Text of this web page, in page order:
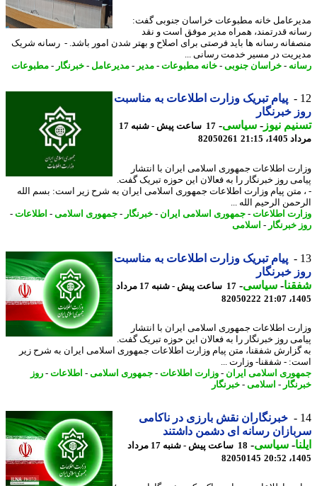
خانه مطبوعات خراسان جنوبی گفت:
قدرتمند، همراه مدیر موفق است و نقد
رسانه ها باید فرصتی برای اصلاح و بهتر شدن امور باشد. - رسانه شریک
در مسیر خدمت رسانی ...
-خراسان جنوبی-خانه مطبوعات-مدیر-مدیرعامل-خبرنگار -مطبوعات
پیام تبریک وزارت اطلاعات به مناسبت
خبرنگار
نیوز-سیاسی-
17 ساعت پیش - شنبه 17
21:15
82050261
اطلاعات جمهوری اسلامی ایران با انتشار
روز خبرنگار را به فعالان این حوزه تبریک گفت.
پیام وزارت اطلاعات جمهوری اسلامی ایران به شرح زیر است: بسم الله
الرحیم الله ...
اطلاعات-جمهوری اسلامی ایران - خبرنگار -جمهوری اسلامی-اطلاعات-
خبرنگار -اسلامی
پیام تبریک وزارت اطلاعات به مناسبت
خبرنگار
-سیاسی-
17 ساعت پیش - شنبه 17 مرداد
82050222
اطلاعات جمهوری اسلامی ایران با انتشار
روز خبرنگار را به فعالان این حوزه تبریک گفت.
شفقنا، متن پیام وزارت اطلاعات جمهوری اسلامی ایران به شرح زیر
- شفقنا- وزارت ...
اسلامی ایران - وزارت اطلاعات-جمهوری اسلامی-اطلاعات-روز
-اسلامی-خبرنگار
خبرنگاران نقش بارزی در ناکامی
رسانه ای دشمن داشتند
-سیاسی-
18 ساعت پیش - شنبه 17 مرداد
82050145